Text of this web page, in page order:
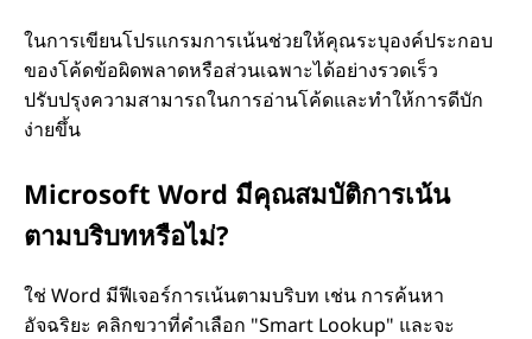
ในการเขียนโปรแกรมการเน้นช่วยให้คุณระบุองค์ประกอบ
ของโค้ดข้อผิดพลาดหรือส่วนเฉพาะได้อย่างรวดเร็ว
ปรับปรุงความสามารถในการอ่านโค้ดและทําให้การดีบัก
ง่ายขึ้น
Microsoft Word มีคุณสมบัติการเน้น
ตามบริบทหรือไม่?
ใช่ Word มีฟีเจอร์การเน้นตามบริบท เช่น การค้นหา
อัจฉริยะ คลิกขวาที่คําเลือก "Smart Lookup" และจะ